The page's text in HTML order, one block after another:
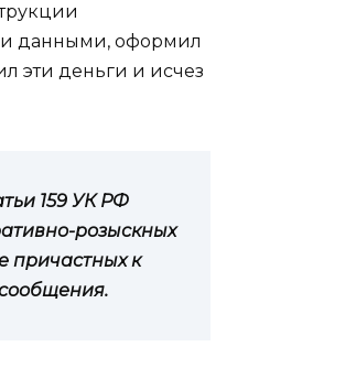
данными, оформил
эти деньги и исчез
159 УК РФ
розыскных
причастных к